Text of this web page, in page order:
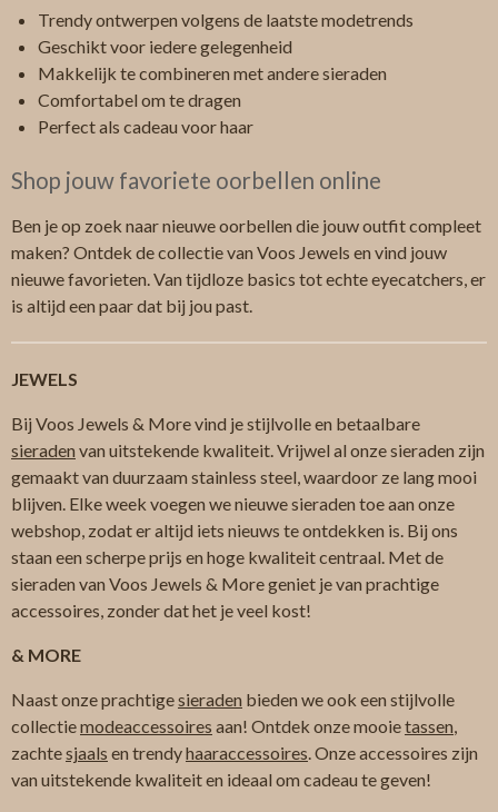
Trendy ontwerpen volgens de laatste modetrends
Geschikt voor iedere gelegenheid
Makkelijk te combineren met andere sieraden
Comfortabel om te dragen
Perfect als cadeau voor haar
Shop jouw favoriete oorbellen online
Ben je op zoek naar nieuwe oorbellen die jouw outfit compleet
maken? Ontdek de collectie van Voos Jewels en vind jouw
nieuwe favorieten. Van tijdloze basics tot echte eyecatchers, er
is altijd een paar dat bij jou past.
JEWELS
Bij Voos Jewels & More vind je stijlvolle en betaalbare
sieraden van uitstekende kwaliteit. Vrijwel al onze sieraden zijn
gemaakt van duurzaam stainless steel, waardoor ze lang mooi
blijven. Elke week voegen we nieuwe sieraden toe aan onze
webshop, zodat er altijd iets nieuws te ontdekken is. Bij ons
staan een scherpe prijs en hoge kwaliteit centraal. Met de
sieraden van Voos Jewels & More geniet je van prachtige
accessoires, zonder dat het je veel kost!
& MORE
Naast onze prachtigesieraden bieden we ook een stijlvolle
collectiemodeaccessoires aan! Ontdek onze mooietassen,
zachtesjaals en trendyhaaraccessoires. Onze accessoires zijn
van uitstekende kwaliteit en ideaal om cadeau te geven!